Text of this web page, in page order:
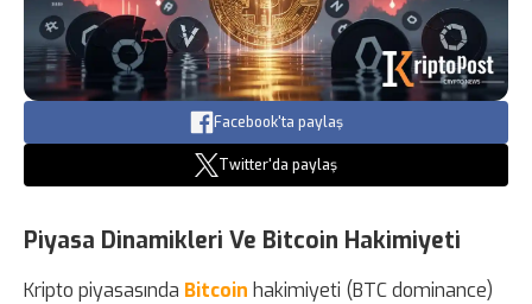
Facebook'ta paylaş
Twitter'da paylaş
Piyasa Dinamikleri Ve Bitcoin Hakimiyeti
Kripto piyasasında Bitcoin hakimiyeti (BTC dominance)